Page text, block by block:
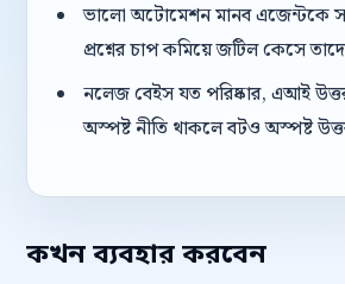
ভালো অটোমেশন মানব এজেন্টকে
প্রশ্নের চাপ কমিয়ে জটিল কেসে
নলেজ বেইস যত পরিষ্কার, এআই
অস্পষ্ট নীতি থাকলে বটও অস্পষ্ট
কখন ব্যবহার করবেন